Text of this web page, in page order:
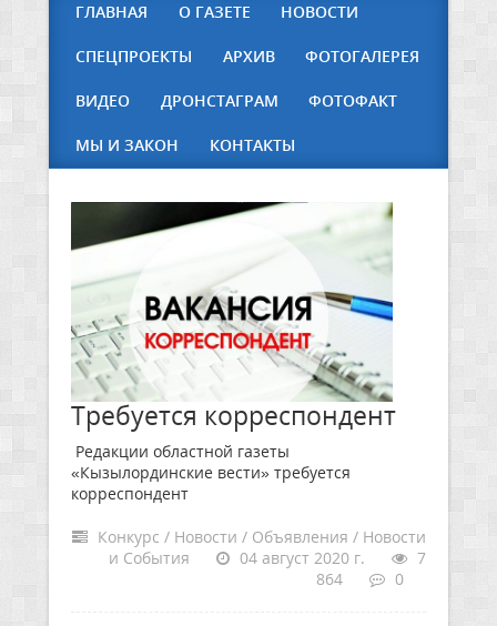
ГЛАВНАЯ О ГАЗЕТЕ НОВОСТИ
СПЕЦПРОЕКТЫ АРХИВ ФОТОГАЛЕРЕЯ
ВИДЕО ДРОНСТАГРАМ ФОТОФАКТ
МЫ И ЗАКОН КОНТАКТЫ
Требуется корреспондент
Редакции областной газеты
«Кызылординские вести» требуется
корреспондент
Конкурс / Новости / Объявления / Новости
и События
04 август 2020 г.
7
864
0